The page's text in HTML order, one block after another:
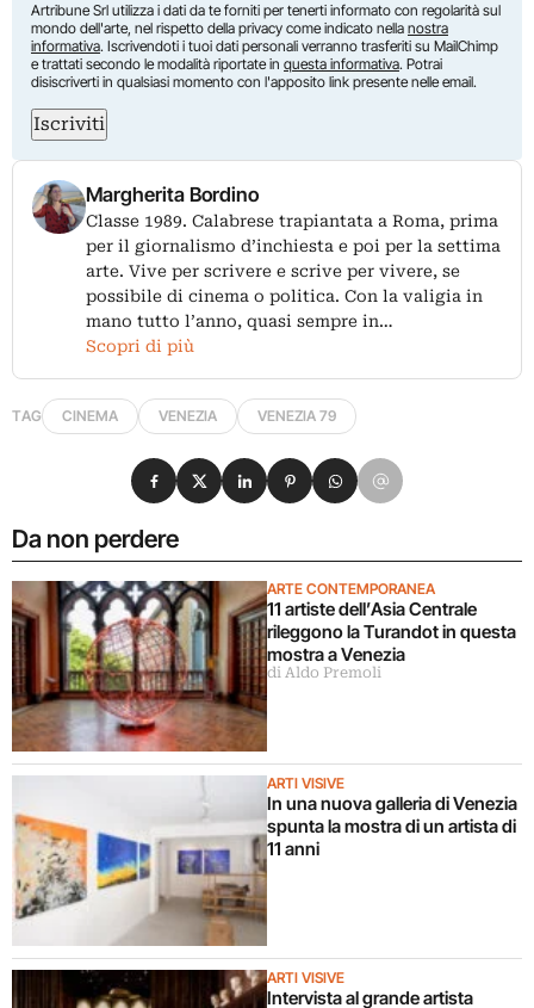
Artribune Srl utilizza i dati da te forniti per tenerti informato con regolarità sul
mondo dell'arte, nel rispetto della privacy come indicato nella nostra
informativa. Iscrivendoti i tuoi dati personali verranno trasferiti su MailChimp
e trattati secondo le modalità riportate in questa informativa. Potrai
disiscriverti in qualsiasi momento con l'apposito link presente nelle email.
Iscriviti
Margherita Bordino
Classe 1989. Calabrese trapiantata a Roma, prima
per il giornalismo d’inchiesta e poi per la settima
arte. Vive per scrivere e scrive per vivere, se
possibile di cinema o politica. Con la valigia in
mano tutto l’anno, quasi sempre in…
Scopri di più
TAG CINEMA VENEZIA VENEZIA 79
Da non perdere
ARTE CONTEMPORANEA
11 artiste dell’Asia Centrale
rileggono la Turandot in questa
mostra a Venezia
di Aldo Premoli
ARTI VISIVE
In una nuova galleria di Venezia
spunta la mostra di un artista di
11 anni
ARTI VISIVE
Intervista al grande artista
Condividi su Facebook
Condividi su X
Condividi su LinkedIn
Condividi su Pinterest
Condividi su WhatsApp
Condividi su Email